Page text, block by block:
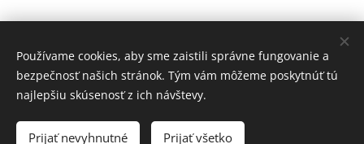
Do košíka
Cookies
Používame cookies, aby sme zaistili správne fungovanie a
bezpečnosť našich stránok. Tým vám môžeme poskytnúť tú
najlepšiu skúsenosť z ich návštevy.
Prijať nevyhnutné Prijať všetko